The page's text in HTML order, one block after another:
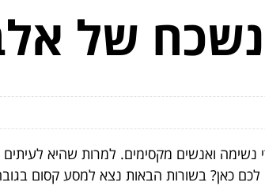
של
נשימה ואנשים מקסימים. למרות שהיא
כאן? בשורות הבאות נצא למסע קסום